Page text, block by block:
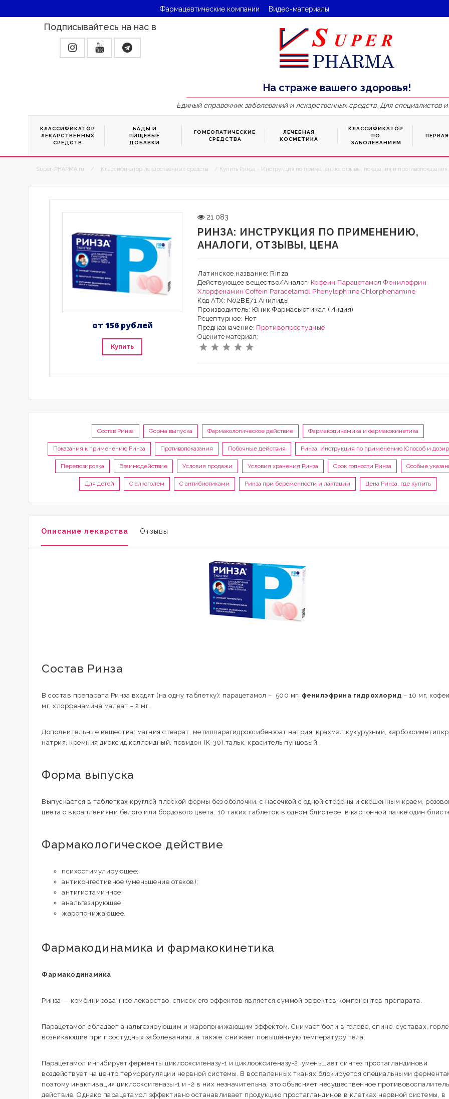
Фармацевтические компании Видео-материалы
Подписывайтесь на нас в
На страже вашего здоровья!
Единый справочник заболеваний и лекарственных средств. Для специалистов
КЛАССИФИКАТОР
ЛЕКАРСТВЕННЫХ
СРЕДСТВ
БАДЫ И
ПИЩЕВЫЕ
ДОБАВКИ
ГОМЕОПАТИЧЕСКИЕ
СРЕДСТВА
ЛЕЧЕБНАЯ
КОСМЕТИКА
КЛАССИФИКАТОР
ПО
ЗАБОЛЕВАНИЯМ
Super-PHARMA.ru / Классификатор лекарственных средств / Купить Ринза – Инструкция по применению, отзывы, показания и
от 156 рублей
Купить
21 083
РИНЗА: ИНСТРУКЦИЯ ПО ПРИМЕНЕНИЮ,
АНАЛОГИ, ОТЗЫВЫ, ЦЕНА
Латинское название: Rinza
Действующее вещество/Аналог: Кофеин Парацетамол Фенилэфрин
Хлорфенамин Coffein Paracetamol Phenylephrine Chlorphenamine
Код АТХ: N02BE71 Анилиды
Производитель: Юник Фармасьютикал (Индия)
Рецептурное: Нет
Предназначение: Противопростудные
Оцените материал:
Состав Ринза Форма выпуска Фармакологическое действие Фармакодинамика и фармакокинетика
Показания к применению Ринза Противопоказания Побочные действия Ринза, Инструкция по применению (Способ и
Передозировка Взаимодействие Условия продажи Условия хранения Ринза Срок годности Ринза Особые
Для детей С алкоголем С антибиотиками Ринза при беременности и лактации Цена Ринза, где купить
Описание лекарства Отзывы
Состав Ринза
В состав препарата Ринза входят (на одну таблетку): парацетамол – 500 мг, фенилэфрина гидрохлорид – 10 мг,
мг, хлорфенамина малеат – 2 мг.
Дополнительные вещества: магния стеарат, метилпарагидроксибензоат натрия, крахмал кукурузный,
натрия, кремния диоксид коллоидный, повидон (К-30),тальк, краситель пунцовый.
Форма выпуска
Выпускается в таблетках круглой плоской формы без оболочки, с насечкой с одной стороны и скошенным краем,
цвета с вкраплениями белого или бордового цвета. 10 таких таблеток в одном блистере, в картонной пачке один
Фармакологическое действие
психостимулирующее;
антиконгестивное (уменьшение отеков);
антигистаминное;
анальгезирующее;
жаропонижающее.
Фармакодинамика и фармакокинетика
Фармакодинамика
Ринза — комбинированное лекарство, список его эффектов является суммой эффектов компонентов препарата.
Парацетамол обладает анальгезирующим и жаропонижающим эффектом. Снимает боли в голове, спине, суставах,
возникающие при простудных заболеваниях, а также снижает повышенную температуру тела.
Парацетамол ингибирует ферменты циклооксигеназу-1 и циклооксигеназу-2, уменьшает синтез простагландинови
воздействует на центр терморегуляции нервной системы. В воспаленных тканях блокируется специальными
поэтому инактивация циклооксигеназы-1 и -2 в них незначительна, это объясняет несущественное
действие. Однако парацетамол эффективно останавливает продукцию простагландинов в клетках нервной системы, в